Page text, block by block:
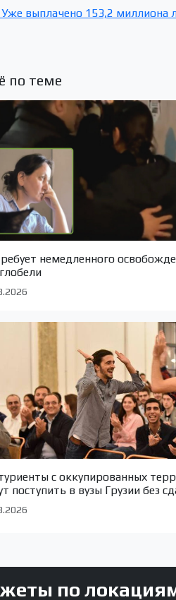
выплачено 153,2 миллиона
по теме
немедленного
с оккупированных
поступить в вузы Грузии без
по